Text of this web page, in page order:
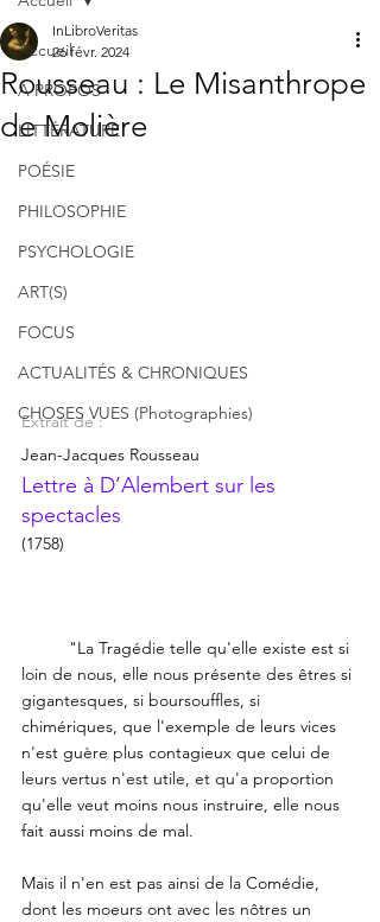
Accueil
À PROPOS
LITTÉRATURE
POÉSIE
PHILOSOPHIE
PSYCHOLOGIE
ART(S)
FOCUS
ACTUALITÉS & CHRONIQUES
CHOSES VUES (Photographies)
Rousseau : Le Misanthrope
de Molière
InLibroVeritas
26 févr. 2024
Extrait de :
Jean-Jacques Rousseau
Lettre à D’Alembert sur les
spectacles
(1758)
loin de nous, elle nous présente des êtres si
gigantesques, si boursouffles, si
chimériques, que l'exemple de leurs vices
n'est guère plus contagieux que celui de
leurs vertus n'est utile, et qu'a proportion
qu'elle veut moins nous instruire, elle nous
fait aussi moins de mal.
Mais il n'en est pas ainsi de la Comédie,
dont les moeurs ont avec les nôtres un